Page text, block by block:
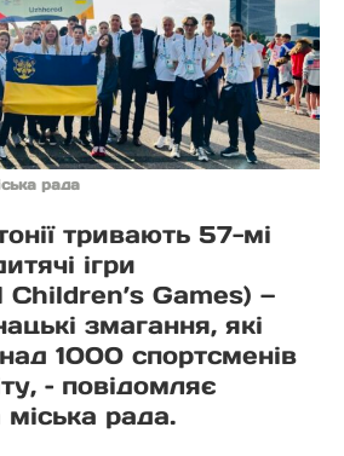
рада
тривають 57-мі
ігри
Games) —
змагання, які
1000 спортсменів
– повідомляє
рада.